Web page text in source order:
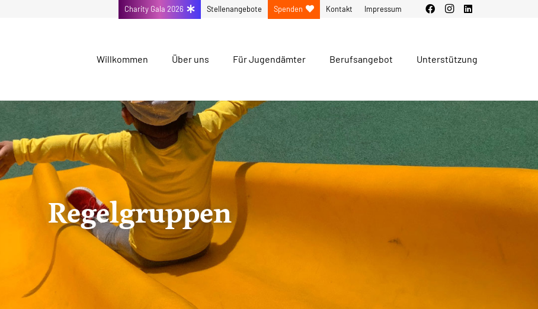
Charity Gala 2026 Stellenangebote Spenden Kontakt Impressum
Willkommen Über uns Für Jugendämter Berufsangebot Unterstützung
Regelgruppen